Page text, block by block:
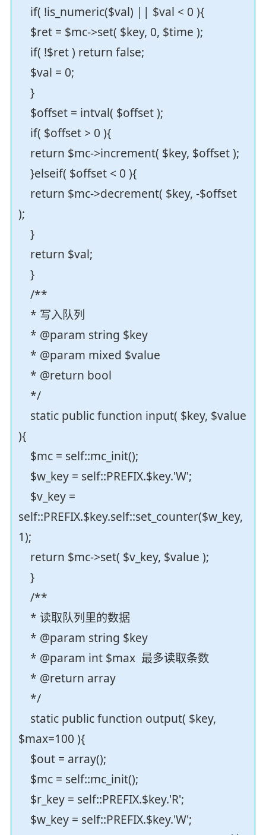
if( !is_numeric($val) || $val < 0 ){
$ret = $mc->set( $key, 0, $time );
if( !$ret ) return false;
$val = 0;
}
$offset = intval( $offset );
if( $offset > 0 ){
return $mc->increment( $key, $offset );
}elseif( $offset < 0 ){
return $mc->decrement( $key, -$offset
);
}
return $val;
}
/**
* 写入队列
* @param string $key
* @param mixed $value
* @return bool
*/
static public function input( $key, $value
){
$mc = self::mc_init();
$w_key = self::PREFIX.$key.'W';
$v_key =
self::PREFIX.$key.self::set_counter($w_key,
1);
return $mc->set( $v_key, $value );
}
/**
* 读取队列里的数据
* @param string $key
* @param int $max 最多读取条数
* @return array
*/
static public function output( $key,
$max=100 ){
$out = array();
$mc = self::mc_init();
$r_key = self::PREFIX.$key.'R';
$w_key = self::PREFIX.$key.'W';